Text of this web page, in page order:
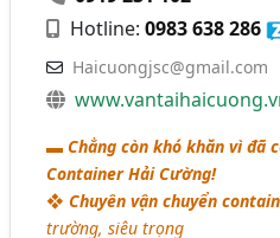
Hotline:0983 638 286
Haicuongjsc@gmail.com
▬Chẳng còn khó khăn vì đã
Container Hải Cường!
❖Chuyên vận chuyển
trường, siêu trọng